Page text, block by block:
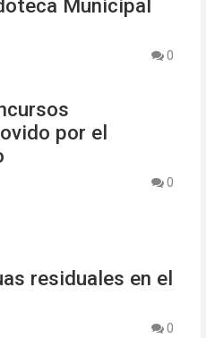
Municipal
0
por el
0
residuales en el
0